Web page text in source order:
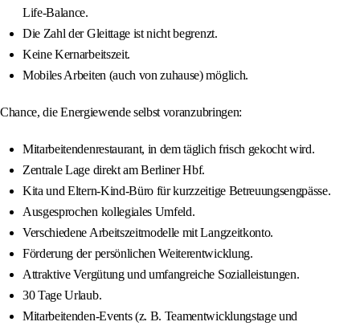
Life-Balance.
Die Zahl der Gleittage ist nicht begrenzt.
Keine Kernarbeitszeit.
Mobiles Arbeiten (auch von zuhause) möglich.
Chance, die Energiewende selbst voranzubringen:
Mitarbeitendenrestaurant, in dem täglich frisch gekocht wird.
Zentrale Lage direkt am Berliner Hbf.
Kita und Eltern-Kind-Büro für kurzzeitige Betreuungsengpässe.
Ausgesprochen kollegiales Umfeld.
Verschiedene Arbeitszeitmodelle mit Langzeitkonto.
Förderung der persönlichen Weiterentwicklung.
Attraktive Vergütung und umfangreiche Sozialleistungen.
30 Tage Urlaub.
Mitarbeitenden-Events (z. B. Teamentwicklungstage und